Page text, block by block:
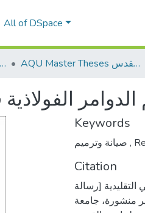
All of DSpace
Dissertations & Theses الرسائل الجامعية AQU Master Theses الرسائل الجامعية الخاصة بجامعة القدس
Keywords
,
Citation
المباني التقليدية [رسالة
منشورة، جامعة